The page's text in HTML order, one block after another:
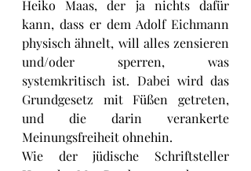
Heiko Maas, der ja nichts dafür
kann, dass er dem Adolf Eichmann
physisch ähnelt, will alles zensieren
und/oder sperren, was
systemkritisch ist. Dabei wird das
Grundgesetz mit Füßen getreten,
und die darin verankerte
Meinungsfreiheit ohnehin.
Wie der jüdische Schriftsteller